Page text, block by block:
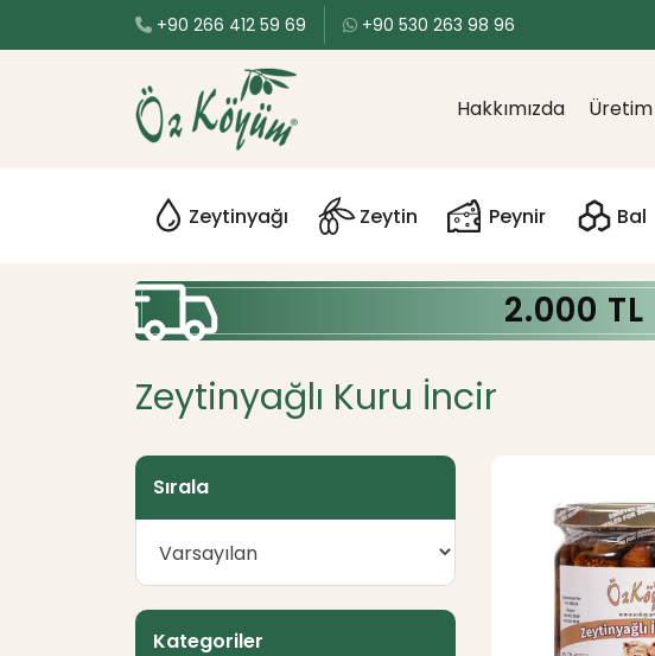
+90 266 412 59 69 +90 530 263 98 96
Hakkımızda Üretim
Zeytinyağı Zeytin Peynir Bal
2.000 TL
Zeytinyağlı Kuru İncir
Sırala
Kategoriler